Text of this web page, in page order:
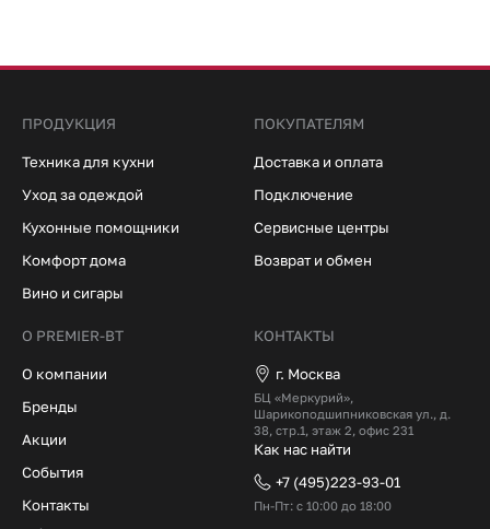
ПРОДУКЦИЯ
Техника для кухни
Уход за одеждой
Кухонные помощники
Комфорт дома
Вино и сигары
ПОКУПАТЕЛЯМ
Доставка и оплата
Подключение
Сервисные центры
Возврат и обмен
О PREMIER-BT
О компании
Бренды
Акции
События
Контакты
КОНТАКТЫ
г. Москва
БЦ «Меркурий»,
Шарикоподшипниковская ул., д.
38, стр.1, этаж 2, офис 231
Как нас найти
+7 (495)223-93-01
Пн-Пт: с 10:00 до 18:00